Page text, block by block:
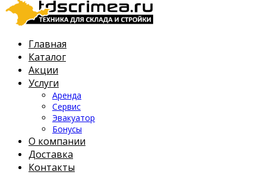
Главная
Каталог
Акции
Услуги
Аренда
Сервис
Эвакуатор
Бонусы
О компании
Доставка
Контакты